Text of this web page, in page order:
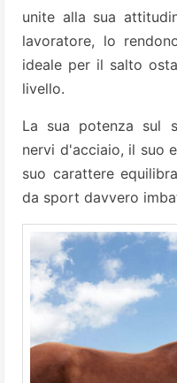
unite alla sua
lavoratore, lo
ideale per il salto
livello.
La sua potenza sul
nervi d'acciaio, il suo
suo carattere
da sport davvero